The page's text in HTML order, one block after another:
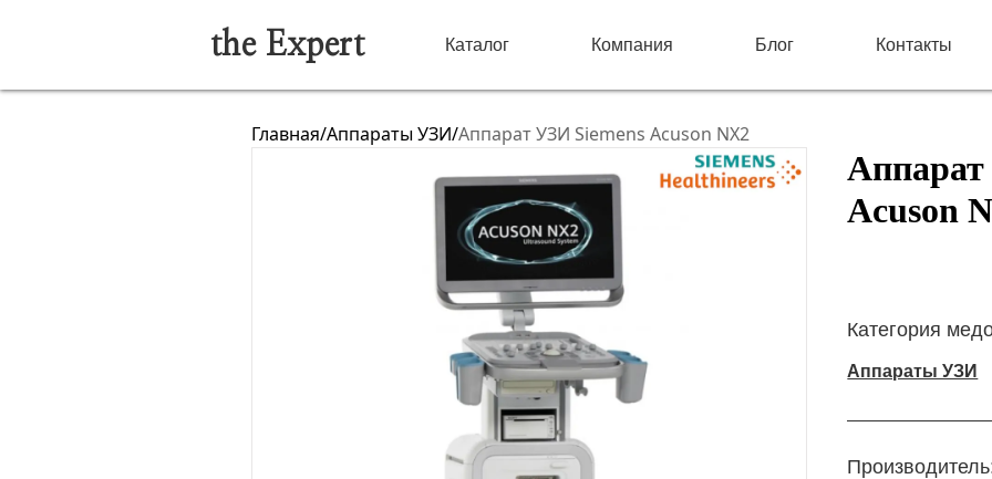
the Expert Каталог Компания Блог Контакты
Главная/Аппараты УЗИ/Аппарат УЗИ Siemens Acuson NX2
Acuson
Категория
Аппараты УЗИ